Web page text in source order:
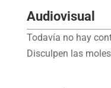
Audiovisual
Todavía no hay
Disculpen las